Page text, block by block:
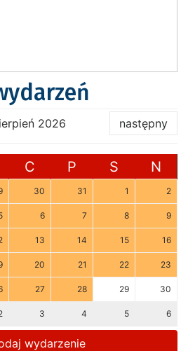
2026 następny
C P S N
30 31 1 2
6 7 8 9
13 14 15 16
20 21 22 23
27 28 29 30
3 4 5 6
wydarzenie